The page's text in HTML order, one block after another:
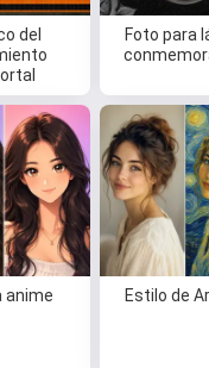
del
Foto para
anime Estilo de